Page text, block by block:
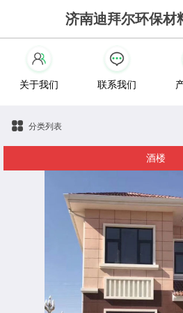
济南迪拜尔环保材
关于我们 联系我们
分类列表
酒楼